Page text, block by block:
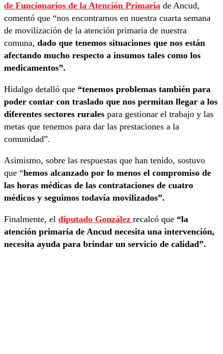
de Funcionarios de la Atención Primaria de Ancud,
comentó que “nos encontramos en nuestra cuarta semana
de movilización de la atención primaria de nuestra
comuna, dado que tenemos situaciones que nos están
afectando mucho respecto a insumos tales como los
medicamentos”.
Hidalgo detalló que “tenemos problemas también para
poder contar con traslado que nos permitan llegar a los
diferentes sectores rurales para gestionar el trabajo y las
metas que tenemos para dar las prestaciones a la
comunidad”.
Asimismo, sobre las respuestas que han tenido, sostuvo
que “hemos alcanzado por lo menos el compromiso de
las horas médicas de las contrataciones de cuatro
médicos y seguimos todavía movilizados”.
Finalmente, el diputado González recalcó que “la
atención primaria de Ancud necesita una intervención,
necesita ayuda para brindar un servicio de calidad”.